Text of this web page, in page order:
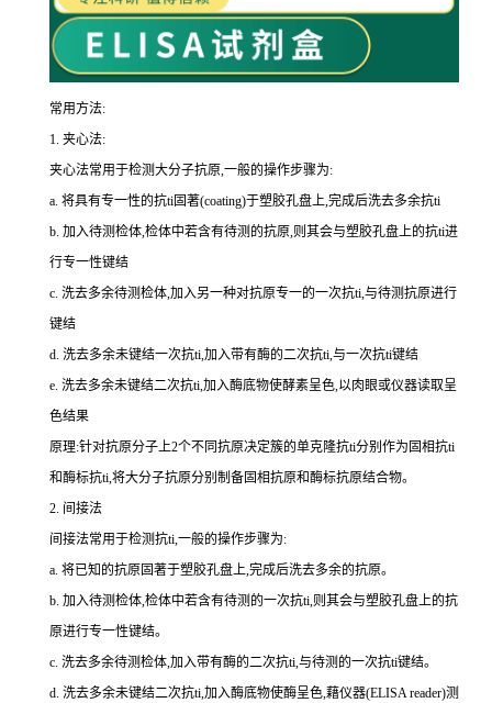
常用方法:
1. 夹心法:
夹心法常用于检测大分子抗原,一般的操作步骤为:
a. 将具有专一性的抗ti固著(coating)于塑胶孔盘上,完成后洗去多余抗ti
b. 加入待测检体,检体中若含有待测的抗原,则其会与塑胶孔盘上的抗ti进
行专一性键结
c. 洗去多余待测检体,加入另一种对抗原专一的一次抗ti,与待测抗原进行
键结
d. 洗去多余未键结一次抗ti,加入带有酶的二次抗ti,与一次抗ti键结
e. 洗去多余未键结二次抗ti,加入酶底物使酵素呈色,以肉眼或仪器读取呈
色结果
原理:针对抗原分子上2个不同抗原决定簇的单克隆抗ti分别作为固相抗ti
和酶标抗ti,将大分子抗原分别制备固相抗原和酶标抗原结合物。
2. 间接法
间接法常用于检测抗ti,一般的操作步骤为:
a. 将已知的抗原固著于塑胶孔盘上,完成后洗去多余的抗原。
b. 加入待测检体,检体中若含有待测的一次抗ti,则其会与塑胶孔盘上的抗
原进行专一性键结。
c. 洗去多余待测检体,加入带有酶的二次抗ti,与待测的一次抗ti键结。
d. 洗去多余未键结二次抗ti,加入酶底物使酶呈色,藉仪器(ELISA reader)测